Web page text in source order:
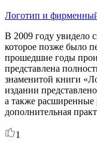
Логотип и
В 2009 году увидело
которое позже было
прошедшие годы
представлена
знаменитой книги
издании
а также расширенные
дополнительная
1